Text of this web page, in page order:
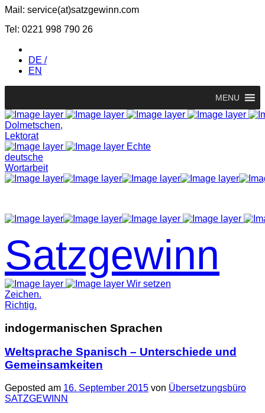
Mail: service(at)satz­gewinn.com
Tel: 0221 998 790 26
DE /
EN
MENU
Dolmetschen,
Lektorat
Echte
deutsche
Wortarbeit
Satzgewinn
Wir setzen
Zeichen.
Richtig.
indogermanischen Sprachen
Weltsprache Spanisch – Unterschiede und
Gemeinsamkeiten
Geposted am 16. September 2015 von Übersetzungsbüro
SATZGEWINN